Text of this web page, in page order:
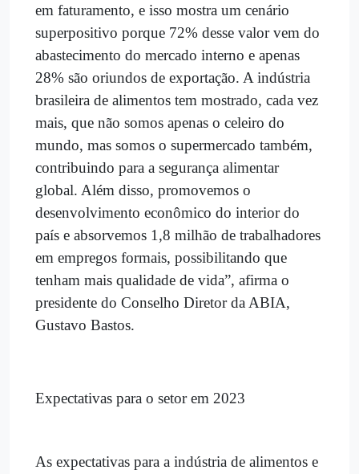
em faturamento, e isso mostra um cenário
superpositivo porque 72% desse valor vem do
abastecimento do mercado interno e apenas
28% são oriundos de exportação. A indústria
brasileira de alimentos tem mostrado, cada vez
mais, que não somos apenas o celeiro do
mundo, mas somos o supermercado também,
contribuindo para a segurança alimentar
global. Além disso, promovemos o
desenvolvimento econômico do interior do
país e absorvemos 1,8 milhão de trabalhadores
em empregos formais, possibilitando que
tenham mais qualidade de vida”, afirma o
presidente do Conselho Diretor da ABIA,
Gustavo Bastos.
Expectativas para o setor em 2023
As expectativas para a indústria de alimentos e